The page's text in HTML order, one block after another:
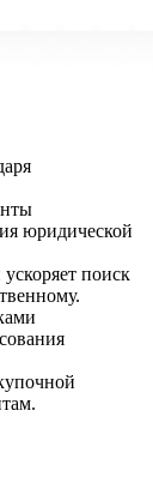
юридической
поиск